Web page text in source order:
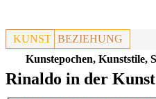
KUNST BEZIEHUNG
Kunstepochen, Kunststile,
Rinaldo in der Kunst